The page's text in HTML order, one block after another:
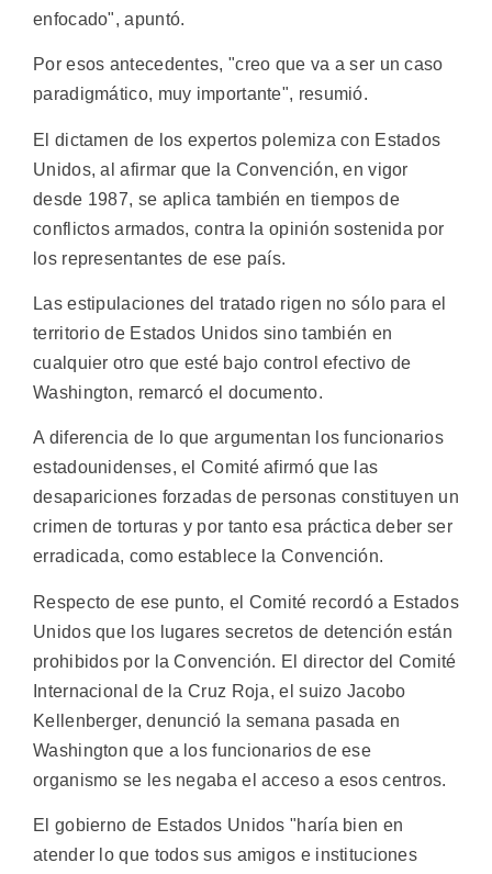
enfocado", apuntó.
Por esos antecedentes, "creo que va a ser un caso
paradigmático, muy importante", resumió.
El dictamen de los expertos polemiza con Estados
Unidos, al afirmar que la Convención, en vigor
desde 1987, se aplica también en tiempos de
conflictos armados, contra la opinión sostenida por
los representantes de ese país.
Las estipulaciones del tratado rigen no sólo para el
territorio de Estados Unidos sino también en
cualquier otro que esté bajo control efectivo de
Washington, remarcó el documento.
A diferencia de lo que argumentan los funcionarios
estadounidenses, el Comité afirmó que las
desapariciones forzadas de personas constituyen un
crimen de torturas y por tanto esa práctica deber ser
erradicada, como establece la Convención.
Respecto de ese punto, el Comité recordó a Estados
Unidos que los lugares secretos de detención están
prohibidos por la Convención. El director del Comité
Internacional de la Cruz Roja, el suizo Jacobo
Kellenberger, denunció la semana pasada en
Washington que a los funcionarios de ese
organismo se les negaba el acceso a esos centros.
El gobierno de Estados Unidos "haría bien en
atender lo que todos sus amigos e instituciones